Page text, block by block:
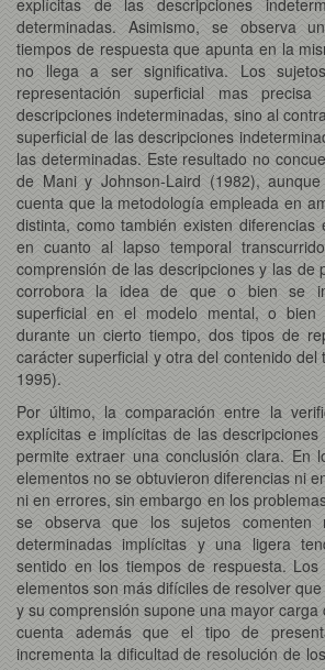
determinadas. Asimismo, se observa
tiempos de respuesta que apunta en la
no llega a ser significativa. Los
representación superficial mas
descripciones indeterminadas, sino al
superficial de las descripciones
las determinadas. Este resultado no
de Mani y Johnson-Laird (1982),
cuenta que la metodología empleada en
distinta, como también existen diferencias
en cuanto al lapso temporal
comprensión de las descripciones y las de
corrobora la idea de que o bien se
superficial en el modelo mental, o bien
durante un cierto tiempo, dos tipos de
carácter superficial y otra del contenido del
1995).
Por último, la comparación entre la
explícitas e implícitas de las
permite extraer una conclusión clara. En
elementos no se obtuvieron diferencias ni
ni en errores, sin embargo en los
se observa que los sujetos
determinadas implícitas y una ligera
sentido en los tiempos de respuesta.
elementos son más difíciles de resolver
y su comprensión supone una mayor carga
cuenta además que el tipo de
incrementa la dificultad de resolución de